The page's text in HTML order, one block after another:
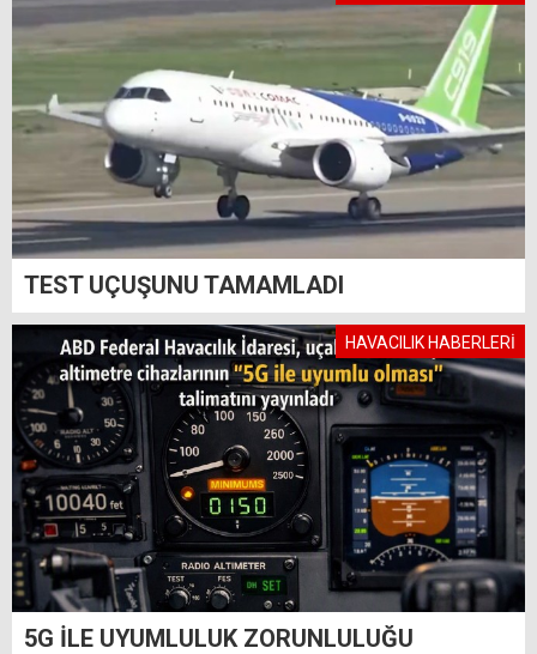
TEST UÇUŞUNU TAMAMLADI
HAVACILIK HABERLERİ
5G İLE UYUMLULUK ZORUNLULUĞU